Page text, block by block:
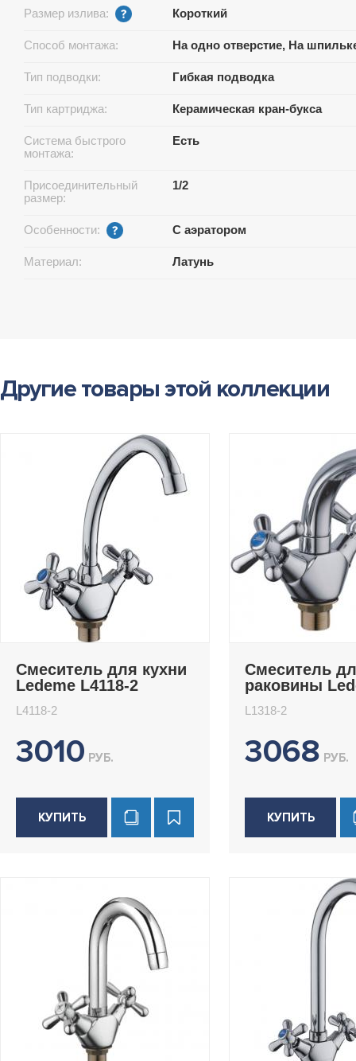
Размер излива: Короткий
Способ монтажа: На одно отверстие, На
Тип подводки: Гибкая подводка
Тип картриджа: Керамическая кран-букса
Система быстрого
монтажа:
Есть
Присоединительный
размер:
1/2
Особенности: С аэратором
Материал: Латунь
Другие товары этой коллекции
Смеситель для кухни
Ledeme L4118-2
L4118-2
3010 РУБ.
КУПИТЬ
Смеситель
раковины
L1318-2
3068 РУБ.
КУПИТЬ